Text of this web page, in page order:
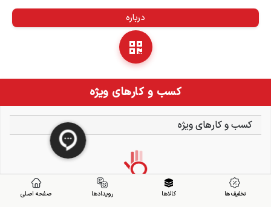
درباره
کسب و کارهای ویژه
کسب و کارهای ویژه
تخفیف ها کالاها رویدادها صفحه اصلی